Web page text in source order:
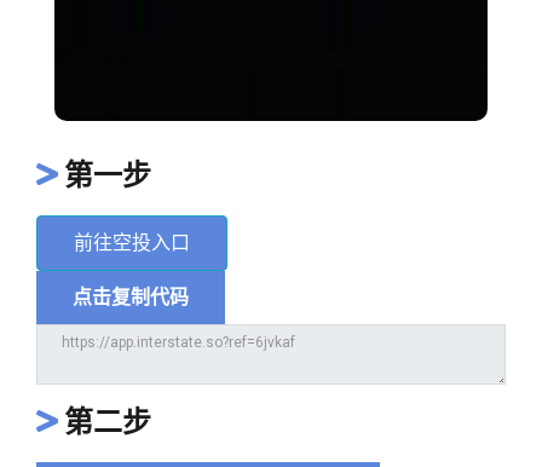
第一步
前往空投入口
点击复制代码
第二步